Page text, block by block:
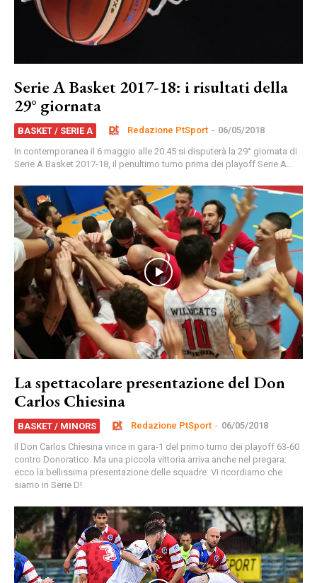
Serie A Basket 2017-18: i risultati della
29° giornata
BASKET / SERIE A Redazione PtSport - 06/05/2018
In contemporanea il 6 maggio alle 20.45 si disputerà la 29° giornata di
Serie A Basket 2017-18, il penultimo turno prima dei playoff Serie A...
La spettacolare presentazione del Don
Carlos Chiesina
BASKET / MINORS Redazione PtSport - 06/05/2018
Il Don Carlos Chiesina vince in gara-1 del primo turno dei playoff 63-60
contro Donoratico. Ma una piccola vittoria arriva anche nel pregara:
ecco la bellissima presentazione delle squadre. Vi ricordiamo che
siamo in Serie D!